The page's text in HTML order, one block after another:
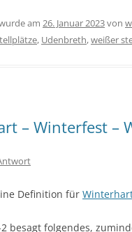
am 26. Januar 2023von
, Udenbreth,weißer
– Winterfest –
Definition für
2 besagt folgendes,